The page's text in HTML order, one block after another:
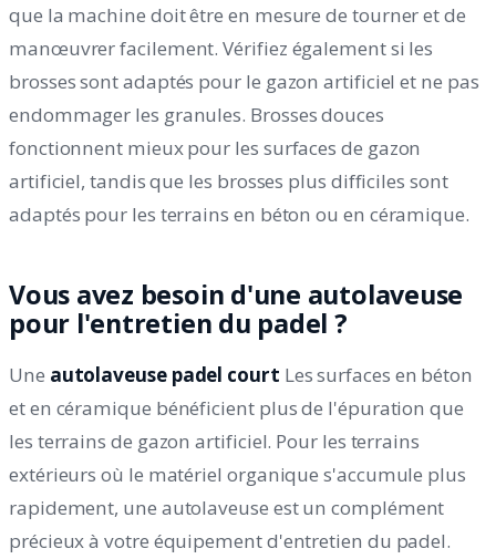
que la machine doit être en mesure de tourner et de
manœuvrer facilement. Vérifiez également si les
brosses sont adaptés pour le gazon artificiel et ne pas
endommager les granules. Brosses douces
fonctionnent mieux pour les surfaces de gazon
artificiel, tandis que les brosses plus difficiles sont
adaptés pour les terrains en béton ou en céramique.
Vous avez besoin d'une autolaveuse
pour l'entretien du padel ?
Une autolaveuse padel court Les surfaces en béton
et en céramique bénéficient plus de l'épuration que
les terrains de gazon artificiel. Pour les terrains
extérieurs où le matériel organique s'accumule plus
rapidement, une autolaveuse est un complément
précieux à votre équipement d'entretien du padel.